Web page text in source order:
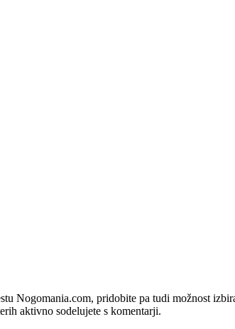
Nogomania.com, pridobite pa tudi možnost
aktivno sodelujete s komentarji.